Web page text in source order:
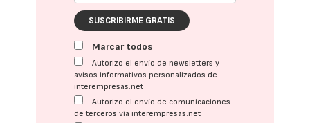
SUSCRIBIRME GRATIS
Marcar todos
Autorizo el envío de newsletters y
avisos informativos personalizados de
interempresas.net
Autorizo el envío de comunicaciones
de terceros vía interempresas.net